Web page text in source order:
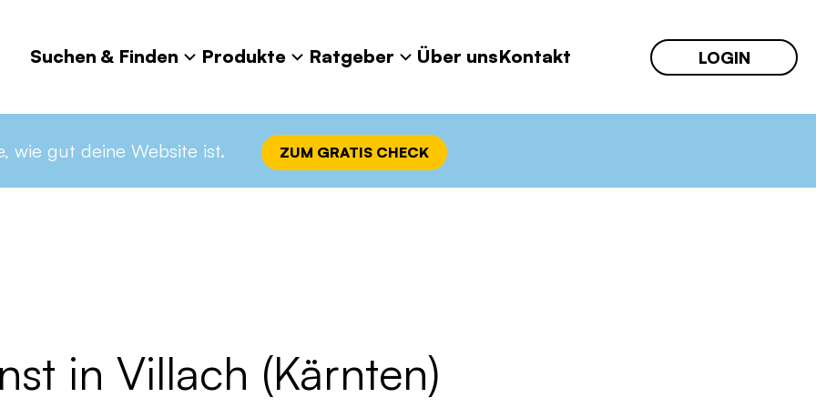
Suchen & Finden Produkte Ratgeber Über unsKontakt LOGIN
wie gut deine Website ist. ZUM GRATIS CHECK
in Villach (Kärnten)